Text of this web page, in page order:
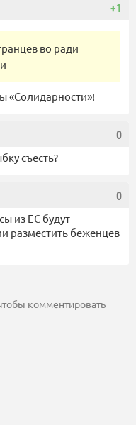
+1
во ради
«Солидарности»!
0
съесть?
0
из ЕС будут
разместить беженцев
комментировать